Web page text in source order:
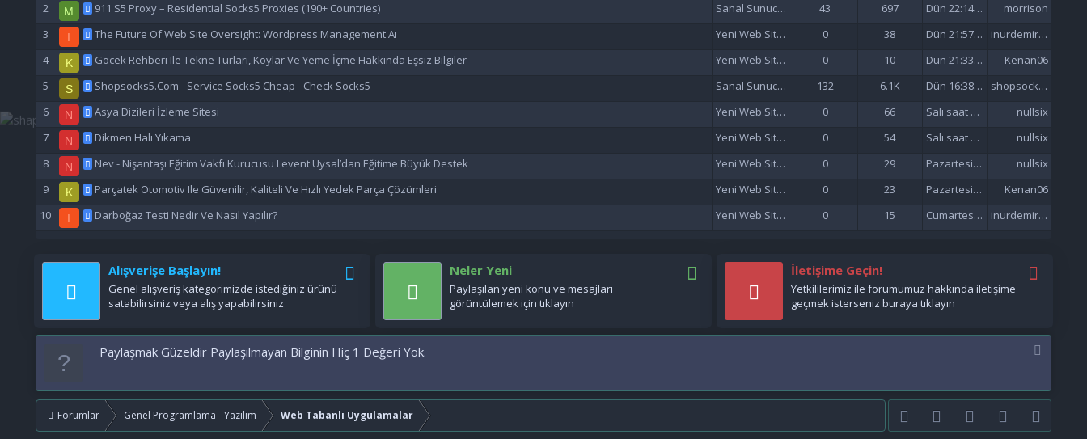
M 911 S5 Proxy – Residential Socks5 Proxies (190+ Countries) Sanal Sunucu (VDS/VPS) 43 697 Dün 22:14 da morrison
I The Future Of Web Site Oversight: Wordpress Management Aı Yeni Web Siteleri - Site Tanıtımı 0 38 Dün 21:57 da inurdemirelseo
K Göcek Rehberi Ile Tekne Turları, Koylar Ve Yeme İçme Hakkında Eşsiz Bilgiler Yeni Web Siteleri - Site Tanıtımı 0 10 Dün 21:33 da Kenan06
S Shopsocks5.Com - Service Socks5 Cheap - Check Socks5 Sanal Sunucu (VDS/VPS) 132 6.1K Dün 16:38 da shopsocks5
N Asya Dizileri İzleme Sitesi Yeni Web Siteleri - Site Tanıtımı 0 66 Salı saat 15:47'de nullsix
N Dikmen Halı Yıkama Yeni Web Siteleri - Site Tanıtımı 0 54 Salı saat 02:13'de nullsix
N Nev - Nişantaşı Eğitim Vakfı Kurucusu Levent Uysal’dan Eğitime Büyük Destek Yeni Web Siteleri - Site Tanıtımı 0 29 Pazartesi saat 22:01'de nullsix
K Parçatek Otomotiv Ile Güvenilir, Kaliteli Ve Hızlı Yedek Parça Çözümleri Yeni Web Siteleri - Site Tanıtımı 0 23 Pazartesi saat 21:37'de Kenan06
I Darboğaz Testi Nedir Ve Nasıl Yapılır? Yeni Web Siteleri - Site Tanıtımı 0 15 Cumartesi saat 17:51'de inurdemirelseo
Alışverişe Başlayın!
Genel alışveriş kategorimizde istediğiniz ürünü
satabilirsiniz veya alış yapabilirsiniz
Neler Yeni
Paylaşılan yeni konu ve mesajları
görüntülemek için tıklayın
İletişime Geçin!
Yetkililerimiz ile forumumuz hakkında iletişime
geçmek isterseniz buraya tıklayın
Paylaşmak Güzeldir Paylaşılmayan Bilginin Hiç 1 Değeri Yok.
Forumlar Genel Programlama - Yazılım Web Tabanlı Uygulamalar FacebookTwitter youtubeBize ulaşın